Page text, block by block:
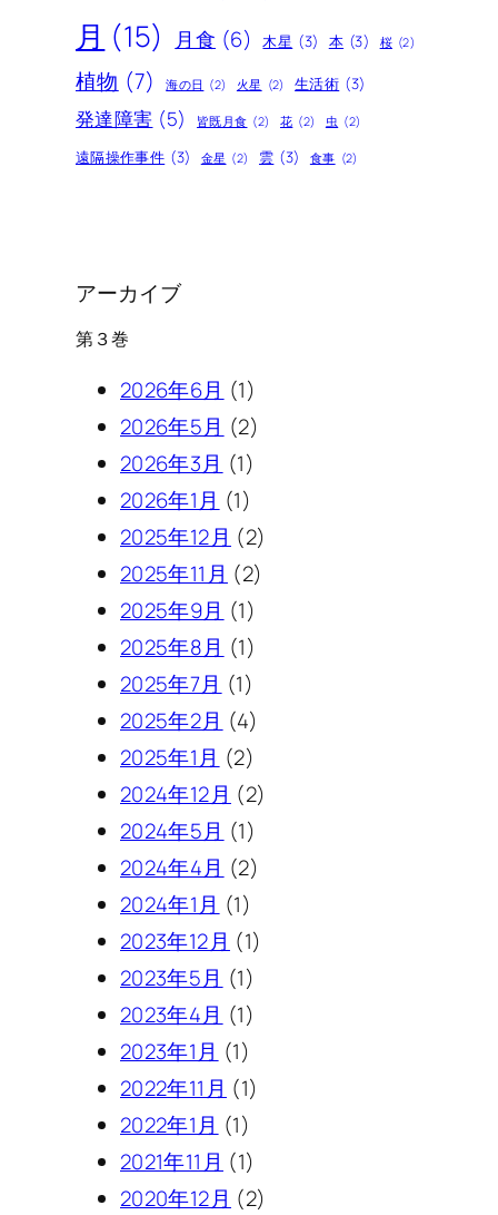
月 (15) 月食 (6) 木星 (3) 本 (3) 桜 (2)
植物 (7) 海の日 (2) 火星 (2) 生活術 (3)
発達障害 (5) 皆既月食 (2) 花 (2) 虫 (2)
遠隔操作事件 (3) 金星 (2) 雲 (3) 食事 (2)
アーカイブ
第３巻
2026年6月 (1)
2026年5月 (2)
2026年3月 (1)
2026年1月 (1)
2025年12月 (2)
2025年11月 (2)
2025年9月 (1)
2025年8月 (1)
2025年7月 (1)
2025年2月 (4)
2025年1月 (2)
2024年12月 (2)
2024年5月 (1)
2024年4月 (2)
2024年1月 (1)
2023年12月 (1)
2023年5月 (1)
2023年4月 (1)
2023年1月 (1)
2022年11月 (1)
2022年1月 (1)
2021年11月 (1)
2020年12月 (2)